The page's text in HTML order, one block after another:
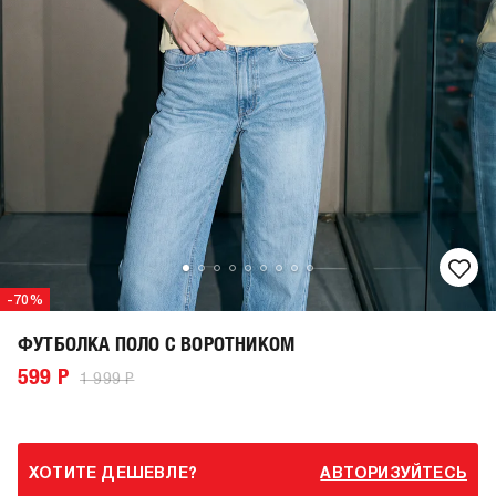
-70%
ФУТБОЛКА ПОЛО С ВОРОТНИКОМ
599 Р 1 999 Р
ХОТИТЕ ДЕШЕВЛЕ? АВТОРИЗУЙТЕСЬ